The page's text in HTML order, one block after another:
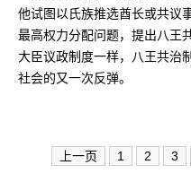
他试图以氏族推选酋长或共议
最高权力分配问题，提出八王
大臣议政制度一样，八王共治
社会的又一次反弹。
上一页 1 2 3